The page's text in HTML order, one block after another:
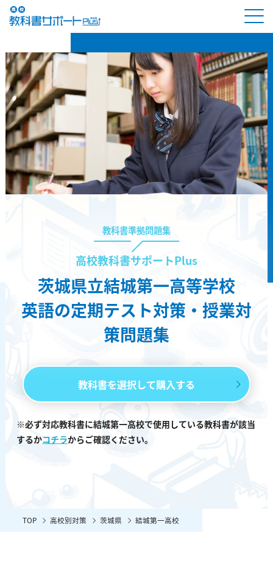
教科書準拠問題集
高校教科書サポートPlus
茨城県立結城第一高等学校
英語の定期テスト対策・授業対
策問題集
教科書を選択して購入する
※必ず対応教科書に結城第一高校で使用している教科書が該当
するかコチラからご確認ください。
TOP 高校別対策 茨城県 結城第一高校